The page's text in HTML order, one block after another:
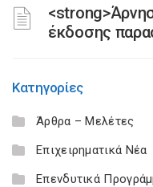
έκδοσης
Κατηγορίες
Άρθρα – Μελέτες
Επιχειρηματικά Νέα
Επενδυτικά